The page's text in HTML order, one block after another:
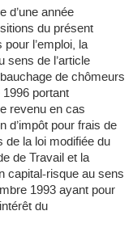
d’une année
du présent
l’emploi, la
sens de l’article
de chômeurs
portant
revenu en cas
d’impôt pour frais de
de la loi modifiée du
de Travail et la
capital-risque au sens
1993 ayant pour
du